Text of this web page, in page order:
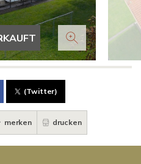
(Twitter)
merken drucken